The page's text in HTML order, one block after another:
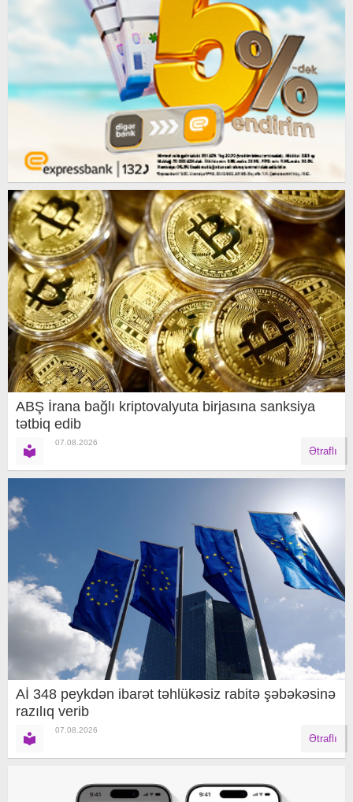
ABŞ İrana bağlı kriptovalyuta birjasına sanksiya
tətbiq edib
07.08.2026
Ətraflı
Aİ 348 peykdən ibarət təhlükəsiz rabitə şəbəkəsinə
razılıq verib
07.08.2026
Ətraflı